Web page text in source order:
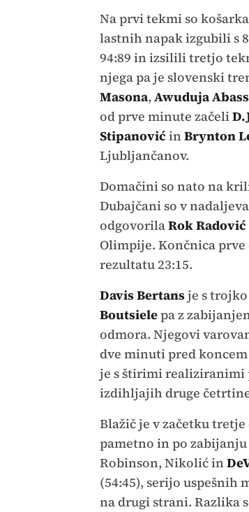
Na prvi tekmi so
lastnih napak izgubili s
94:89 in izsilili tretjo
njega pa je slovenski
Masona, Awuduja
od prve minute začeli
Stipanović inBrynton
Ljubljančanov.
Domačini so nato na
Dubajčani so v
odgovorilaRok Radović
Olimpije. Končnica
rezultatu 23:15.
Davis Bertansje s trojko
Boutsielepa z
odmora. Njegovi
dve minuti pred
je s štirimi realiziranimi
izdihljajih druge četrtine
Blažič je v začetku
pametno in po
Robinson, Nikolić in
(54:45), serijo uspešnih
na drugi strani. Razlika